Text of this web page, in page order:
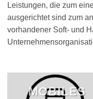
Leistungen, die zum
ausgerichtet sind zum
vorhandener Soft- und
MOBILES